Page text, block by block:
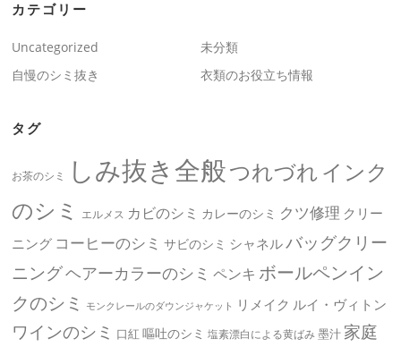
カテゴリー
Uncategorized
未分類
自慢のシミ抜き
衣類のお役立ち情報
タグ
お茶のシミ しみ抜き全般つれづれ インク
のシミ
エルメス カビのシミ カレーのシミ クツ修理 クリー
ニング コーヒーのシミ サビのシミ シャネルバッグクリー
ニングヘアーカラーのシミ ペンキ ボールペンイン
クのシミ
モンクレールのダウンジャケット リメイク ルイ・ヴィトン
ワインのシミ 口紅 嘔吐のシミ 塩素漂白による黄ばみ墨汁 家庭